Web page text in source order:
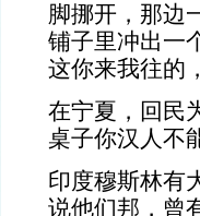
脚挪开，那边
铺子里冲出一
这你来我往的
在宁夏，回民
桌子你汉人不
印度穆斯林有
说他们邦，曾